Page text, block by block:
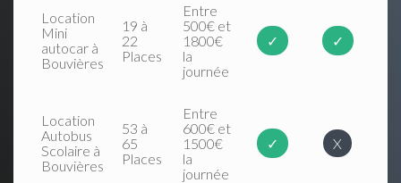
Location
Mini
autocar à
Bouvières
19 à
22
Places
Entre
500€ et
1800€
la
journée
✓ ✓
Location
Autobus
Scolaire à
Bouvières
53 à
65
Places
Entre
600€ et
1500€
la
journée
✓ X